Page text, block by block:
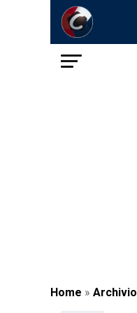
Home » Archivio